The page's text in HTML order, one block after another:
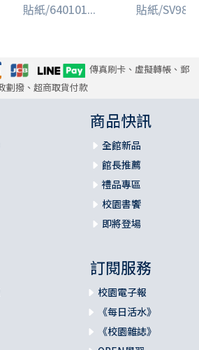
貼紙/640101... 貼紙/
傳真刷卡、虛擬轉帳、郵
劃撥、超商取貨付款
商品快訊
全館新品
館長推薦
禮品專區
校園書饗
即將登場
訂閱服務
校園電子報
《每日活水》
《校園雜誌》